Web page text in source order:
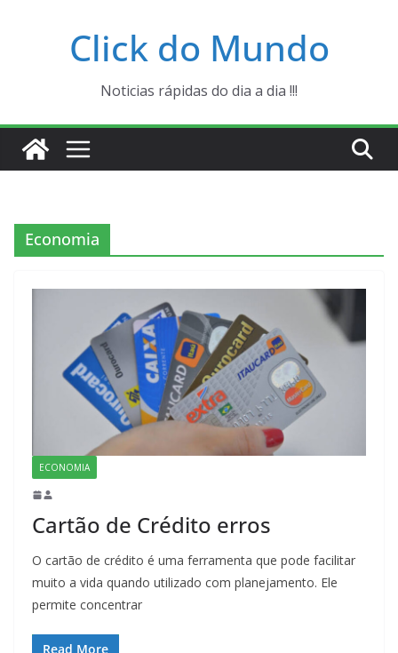
Click do Mundo
Noticias rápidas do dia a dia !!!
Economia
ECONOMIA
Cartão de Crédito erros
O cartão de crédito é uma ferramenta que pode facilitar
muito a vida quando utilizado com planejamento. Ele
permite concentrar
Read More